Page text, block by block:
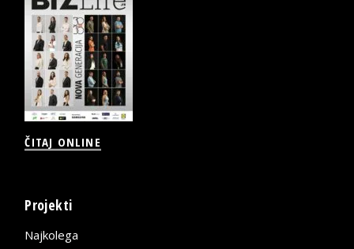
ČITAJ ONLINE
Projekti
Najkolega